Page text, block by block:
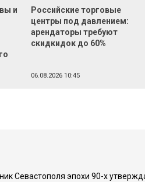
и
Российские торговые
центры под давлением:
арендаторы требуют
скидкидок до 60%
06.08.2026 10:45
Севастополя эпохи 90-х